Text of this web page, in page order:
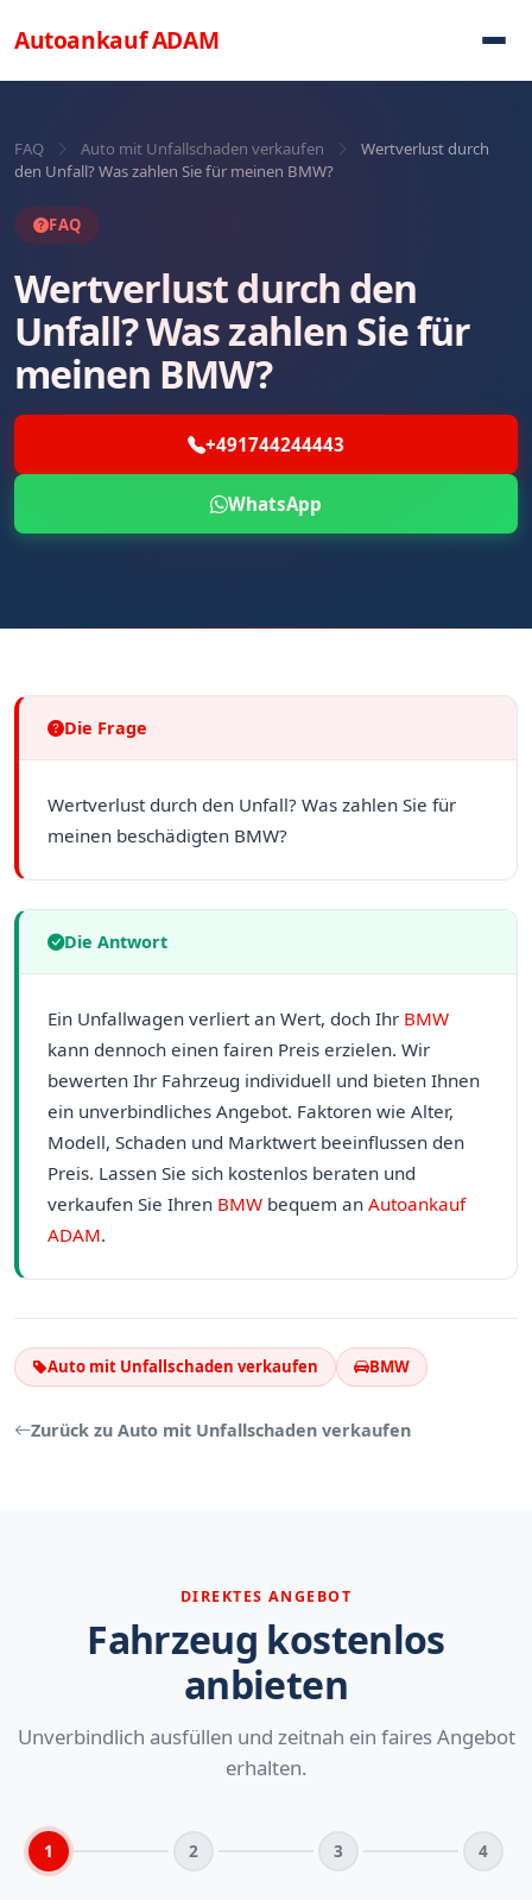
AutoankaufADAM
FAQ Auto mit Unfallschaden verkaufen
Wertverlust durch
den Unfall? Was zahlen Sie für meinen BMW?
FAQ
Wertverlust durch den
Unfall? Was zahlen Sie für
meinen BMW?
+491744244443
WhatsApp
Die Frage
Wertverlust durch den Unfall? Was zahlen Sie für
meinen beschädigten BMW?
Die Antwort
Ein Unfallwagen verliert an Wert, doch Ihr BMW
kann dennoch einen fairen Preis erzielen. Wir
bewerten Ihr Fahrzeug individuell und bieten Ihnen
ein unverbindliches Angebot. Faktoren wie Alter,
Modell, Schaden und Marktwert beeinflussen den
Preis. Lassen Sie sich kostenlos beraten und
verkaufen Sie Ihren BMW bequem an Autoankauf
ADAM.
Auto mit Unfallschaden verkaufen BMW
Zurück zu Auto mit Unfallschaden verkaufen
DIREKTES ANGEBOT
Fahrzeug kostenlos
anbieten
Unverbindlich ausfüllen und zeitnah ein faires Angebot
erhalten.
1 2 3 4